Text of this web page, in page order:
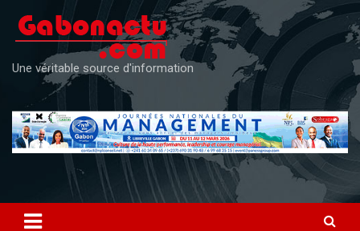
content
Une véritable source d'information